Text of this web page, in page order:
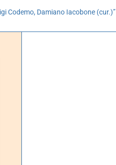
Codemo, Damiano Iacobone (cur.)”